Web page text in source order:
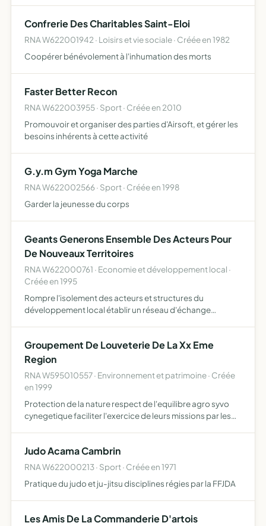
Confrerie Des Charitables Saint-Eloi
RNA W622001942 · Loisirs et vie sociale · Créée en 1982
Coopérer bénévolement à l'inhumation des morts
Faster Better Recon
RNA W622003955 · Sport · Créée en 2010
Promouvoir et organiser des parties d'Airsoft, et gérer les
besoins inhérents à cette activité
G.y.m Gym Yoga Marche
RNA W622002566 · Sport · Créée en 1998
Garder la jeunesse du corps
Geants Generons Ensemble Des Acteurs Pour
De Nouveaux Territoires
RNA W622000761 · Economie et développement local ·
Créée en 1995
Rompre l'isolement des acteurs et structures du
développement local établir un réseau d'échange
encourager toutes les…
Groupement De Louveterie De La Xx Eme
Region
RNA W595010557 · Environnement et patrimoine · Créée
en 1999
Protection de la nature respect de l'equilibre agro syvo
cynegetique faciliter l'exercice de leurs missions par les
Judo Acama Cambrin
RNA W622000213 · Sport · Créée en 1971
Pratique du judo et ju-jitsu disciplines régies par la FFJDA
Les Amis De La Commanderie D'artois